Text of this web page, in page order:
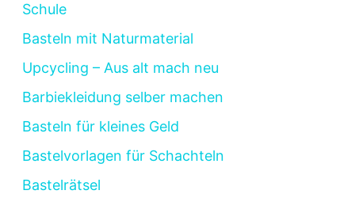
Schule
Basteln mit Naturmaterial
Upcycling – Aus alt mach neu
Barbiekleidung selber machen
Basteln für kleines Geld
Bastelvorlagen für Schachteln
Bastelrätsel